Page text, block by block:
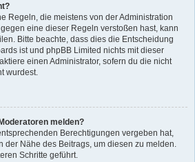
Regeln, die meistens von der Administration
eine dieser Regeln verstoßen hast, kann
Bitte beachte, dass dies die Entscheidung
ist und phpBB Limited nichts mit dieser
einen Administrator, sofern du die nicht
wurdest.
melden?
Berechtigungen vergeben hat,
der Nähe des Beitrags, um diesen zu melden.
Schritte geführt.